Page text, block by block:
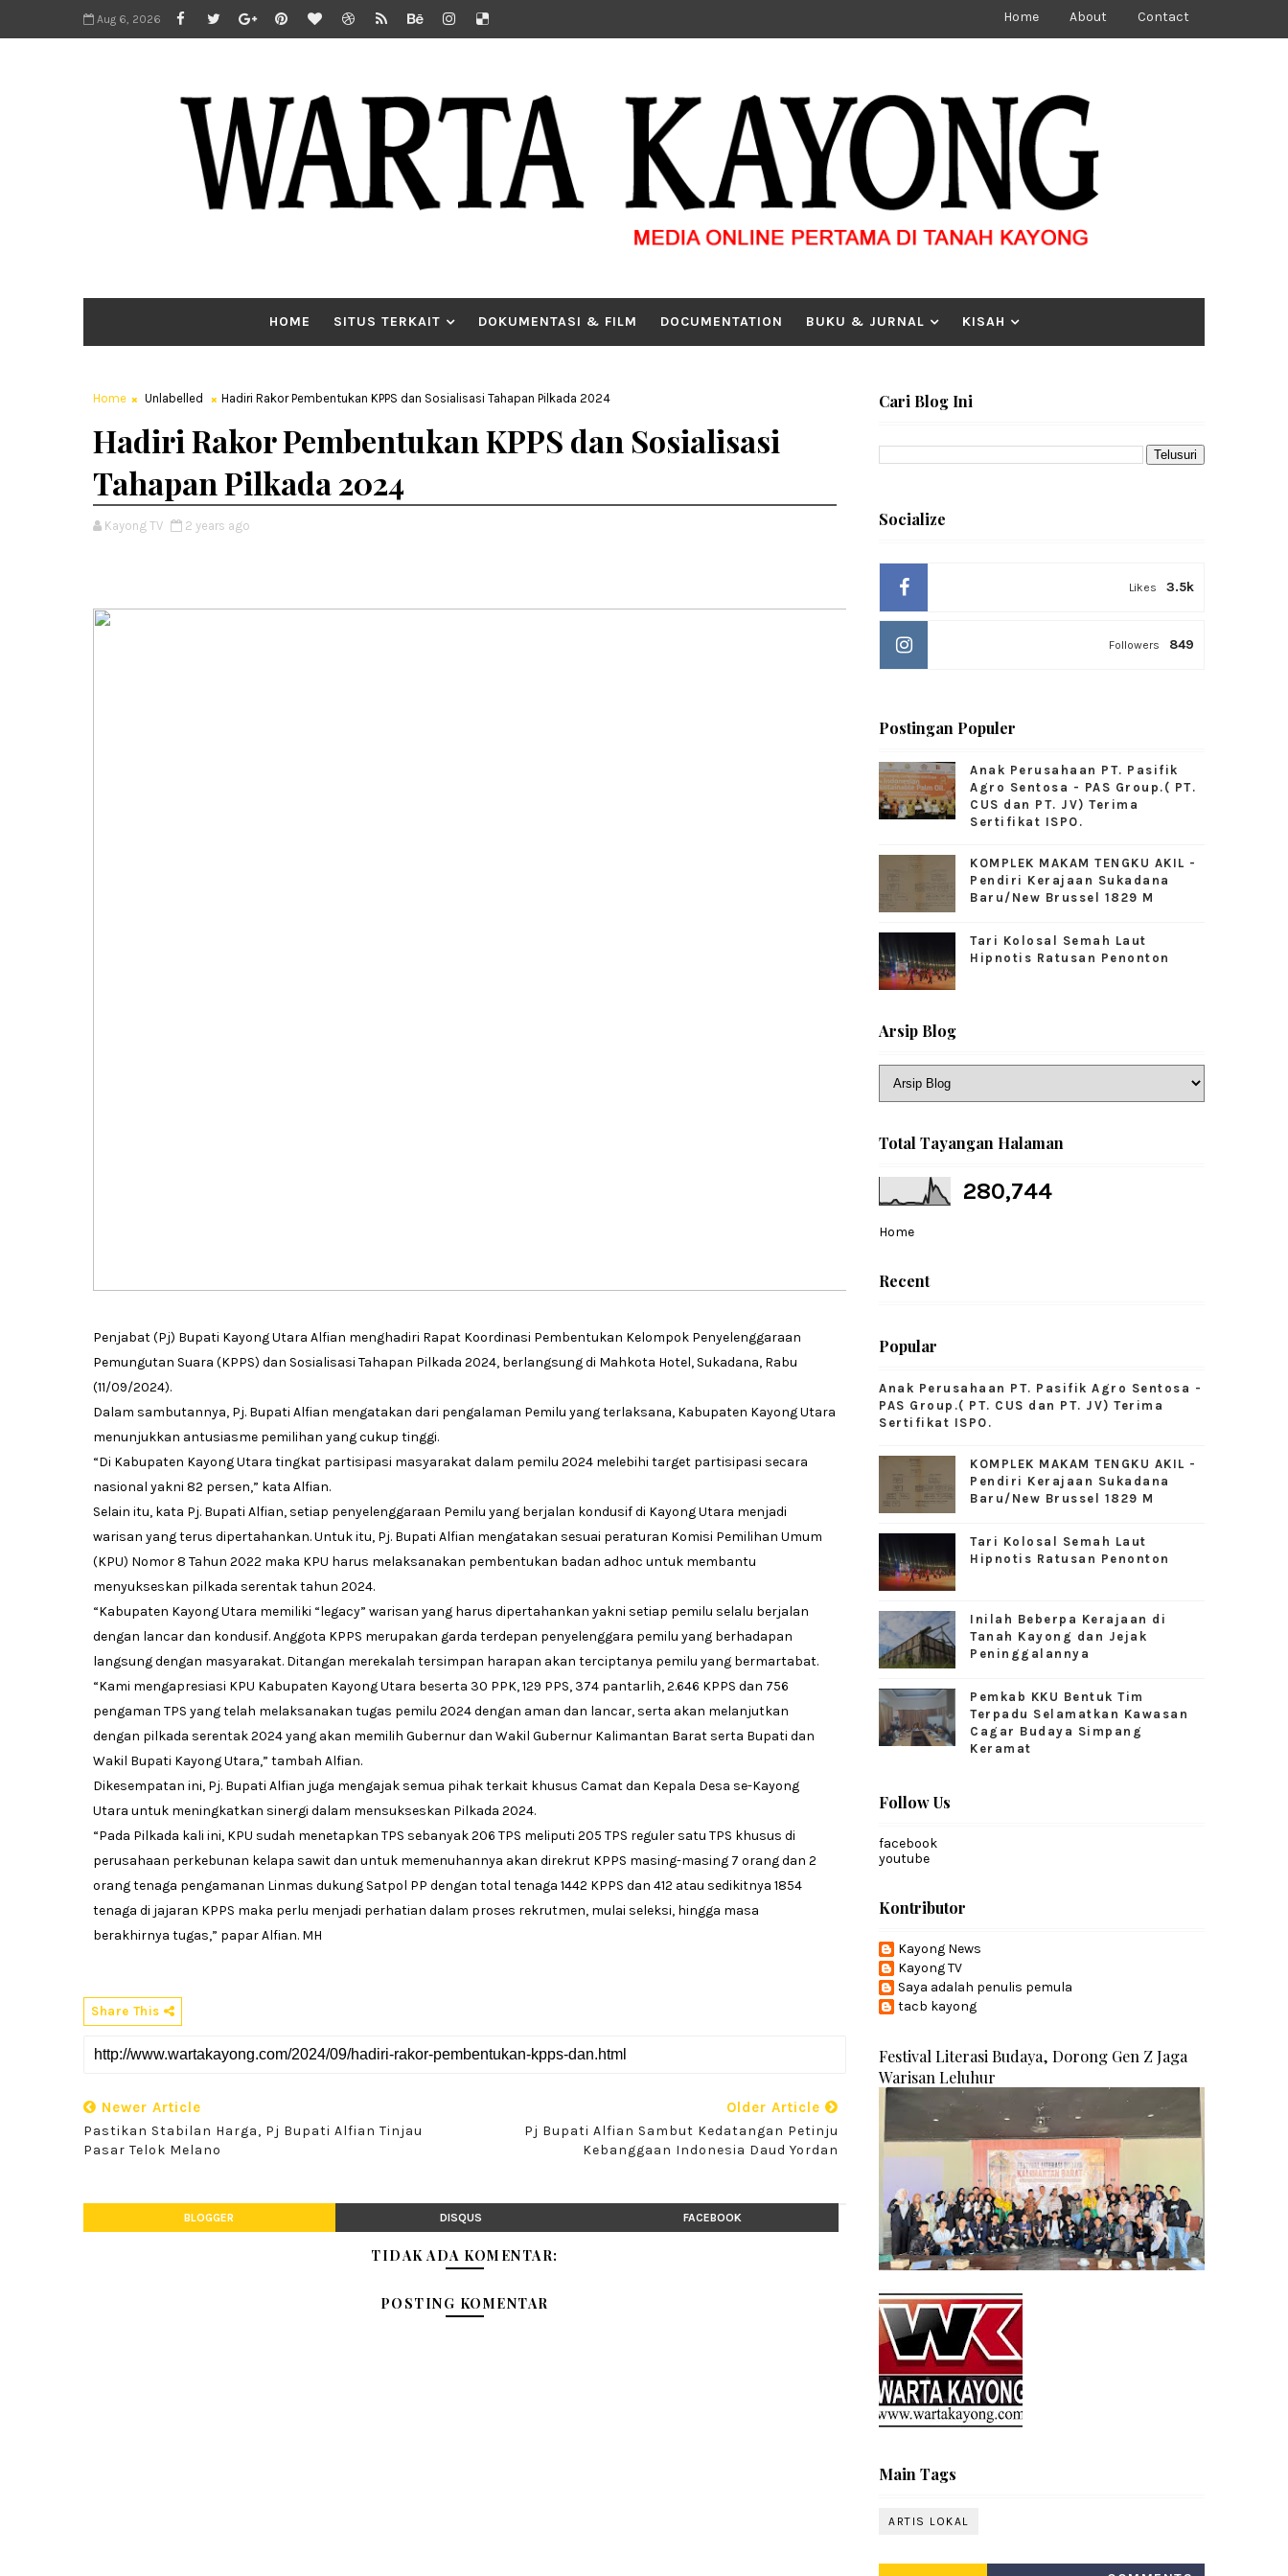
Aug 6, 2026 Home About Contact
HOME SITUS TERKAIT DOKUMENTASI & FILM DOCUMENTATION BUKU & JURNAL KISAH
Home Unlabelled Hadiri Rakor Pembentukan KPPS dan Sosialisasi Tahapan Pilkada 2024
Hadiri Rakor Pembentukan KPPS dan Sosialisasi
Tahapan Pilkada 2024
Kayong TV 2 years ago
Penjabat (Pj) Bupati Kayong Utara Alfian menghadiri Rapat Koordinasi Pembentukan Kelompok Penyelenggaraan
Pemungutan Suara (KPPS) dan Sosialisasi Tahapan Pilkada 2024, berlangsung di Mahkota Hotel, Sukadana, Rabu
(11/09/2024).
Dalam sambutannya, Pj. Bupati Alfian mengatakan dari pengalaman Pemilu yang terlaksana, Kabupaten Kayong Utara
menunjukkan antusiasme pemilihan yang cukup tinggi.
“Di Kabupaten Kayong Utara tingkat partisipasi masyarakat dalam pemilu 2024 melebihi target partisipasi secara
nasional yakni 82 persen,” kata Alfian.
Selain itu, kata Pj. Bupati Alfian, setiap penyelenggaraan Pemilu yang berjalan kondusif di Kayong Utara menjadi
warisan yang terus dipertahankan. Untuk itu, Pj. Bupati Alfian mengatakan sesuai peraturan Komisi Pemilihan Umum
(KPU) Nomor 8 Tahun 2022 maka KPU harus melaksanakan pembentukan badan adhoc untuk membantu
menyukseskan pilkada serentak tahun 2024.
“Kabupaten Kayong Utara memiliki “legacy” warisan yang harus dipertahankan yakni setiap pemilu selalu berjalan
dengan lancar dan kondusif. Anggota KPPS merupakan garda terdepan penyelenggara pemilu yang berhadapan
langsung dengan masyarakat. Ditangan merekalah tersimpan harapan akan terciptanya pemilu yang bermartabat.
“Kami mengapresiasi KPU Kabupaten Kayong Utara beserta 30 PPK, 129 PPS, 374 pantarlih, 2.646 KPPS dan 756
pengaman TPS yang telah melaksanakan tugas pemilu 2024 dengan aman dan lancar, serta akan melanjutkan
dengan pilkada serentak 2024 yang akan memilih Gubernur dan Wakil Gubernur Kalimantan Barat serta Bupati dan
Wakil Bupati Kayong Utara,” tambah Alfian.
Dikesempatan ini, Pj. Bupati Alfian juga mengajak semua pihak terkait khusus Camat dan Kepala Desa se-Kayong
Utara untuk meningkatkan sinergi dalam mensukseskan Pilkada 2024.
“Pada Pilkada kali ini, KPU sudah menetapkan TPS sebanyak 206 TPS meliputi 205 TPS reguler satu TPS khusus di
perusahaan perkebunan kelapa sawit dan untuk memenuhannya akan direkrut KPPS masing-masing 7 orang dan 2
orang tenaga pengamanan Linmas dukung Satpol PP dengan total tenaga 1442 KPPS dan 412 atau sedikitnya 1854
tenaga di jajaran KPPS maka perlu menjadi perhatian dalam proses rekrutmen, mulai seleksi, hingga masa
berakhirnya tugas,” papar Alfian. MH
Share This
Newer Article
Pastikan Stabilan Harga, Pj Bupati Alfian Tinjau
Pasar Telok Melano
Older Article
Pj Bupati Alfian Sambut Kedatangan Petinju
Kebanggaan Indonesia Daud Yordan
BLOGGER DISQUS FACEBOOK
TIDAK ADA KOMENTAR:
POSTING KOMENTAR
Cari Blog Ini
Socialize
3.5k
Likes
849
Followers
Postingan Populer
Anak Perusahaan PT. Pasifik
Agro Sentosa - PAS Group.( PT.
CUS dan PT. JV) Terima
Sertifikat ISPO.
KOMPLEK MAKAM TENGKU AKIL -
Pendiri Kerajaan Sukadana
Baru/New Brussel 1829 M
Tari Kolosal Semah Laut
Hipnotis Ratusan Penonton
Arsip Blog
Total Tayangan Halaman
280,744
Home
Recent
Popular
Anak Perusahaan PT. Pasifik Agro Sentosa -
PAS Group.( PT. CUS dan PT. JV) Terima
Sertifikat ISPO.
KOMPLEK MAKAM TENGKU AKIL -
Pendiri Kerajaan Sukadana
Baru/New Brussel 1829 M
Tari Kolosal Semah Laut
Hipnotis Ratusan Penonton
Inilah Beberpa Kerajaan di
Tanah Kayong dan Jejak
Peninggalannya
Pemkab KKU Bentuk Tim
Terpadu Selamatkan Kawasan
Cagar Budaya Simpang
Keramat
Follow Us
facebook
youtube
Kontributor
Kayong News
Kayong TV
Saya adalah penulis pemula
tacb kayong
Festival Literasi Budaya, Dorong Gen Z Jaga
Warisan Leluhur
Main Tags
ARTIS LOKAL